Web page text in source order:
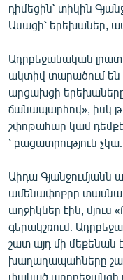
դիմեցին՝ տիկին
Ասացի՝ երեխաներ,
Ադրբեջանական
ակտիվ տարածում են
արցախցի
ճանապարհով», իսկ
շփոթահար կամ
՝ բացատրություն չկա։
Աիդա Գյանջումյանն
ամենափոքրը
աղջիկներ էին, մյուս
գերակշռում։
շատ այդ մի մեքենան
խաղաղապահները
փակած ադրբեջանցի